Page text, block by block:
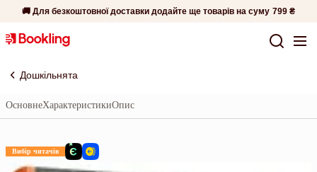
🚚 Для безкоштовної доставки додайте ще товарів на суму 799 ₴
Дошкільнята
ОсновнеХарактеристикиОпис
Вибір читачів